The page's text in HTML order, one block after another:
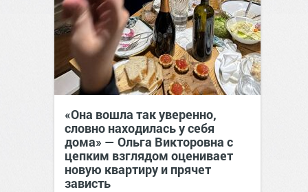
«Она вошла так уверенно,
словно находилась у себя
дома» — Ольга Викторовна с
цепким взглядом оценивает
новую квартиру и прячет
зависть